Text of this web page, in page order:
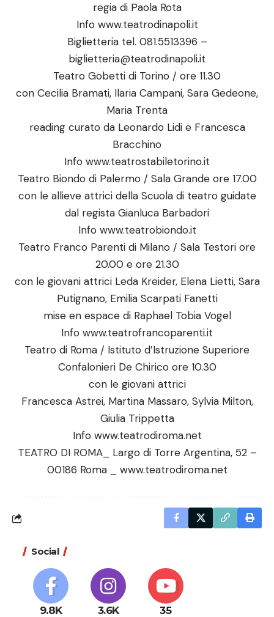
regia di Paola Rota
Infowww.teatrodinapoli.it
Biglietteria tel. 081.5513396 –
biglietteria@teatrodinapoli.it
Teatro Gobetti di Torino / ore 11.30
con Cecilia Bramati, Ilaria Campani, Sara Gedeone,
Maria Trenta
reading curato da Leonardo Lidi e Francesca
Bracchino
Info www.teatrostabiletorino.it
Teatro Biondo di Palermo / Sala Grande ore 17.00
con le allieve attrici della Scuola di teatro guidate
dal regista Gianluca Barbadori
Infowww.teatrobiondo.it
Teatro Franco Parenti di Milano / Sala Testori ore
20.00 e ore 21.30
con le giovani attrici Leda Kreider, Elena Lietti, Sara
Putignano, Emilia Scarpati Fanetti
mise en espace di Raphael Tobia Vogel
Info www.teatrofrancoparenti.it
Teatro di Roma / Istituto d’Istruzione Superiore
Confalonieri De Chirico ore 10.30
con le giovani attrici
Francesca Astrei, Martina Massaro, Sylvia Milton,
Giulia Trippetta
Infowww.teatrodiroma.net
TEATRO DI ROMA_ Largo di Torre Argentina, 52 –
00186 Roma _ www.teatrodiroma.net
Social
9.8K 3.6K 35